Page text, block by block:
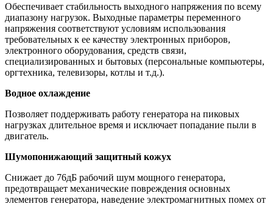
Обеспечивает стабильность выходного напряжения по всему
диапазону нагрузок. Выходные параметры переменного
напряжения соответствуют условиям использования
требовательных к ее качеству электронных приборов,
электронного оборудования, средств связи,
специализированных и бытовых (персональные компьютеры,
оргтехника, телевизоры, котлы и т.д.).
Водное охлаждение
Позволяет поддерживать работу генератора на пиковых
нагрузках длительное время и исключает попадание пыли в
двигатель.
Шумопонижающий защитный кожух
Снижает до 76дБ рабочий шум мощного генератора,
предотвращает механические повреждения основных
элементов генератора, наведение электромагнитных помех от